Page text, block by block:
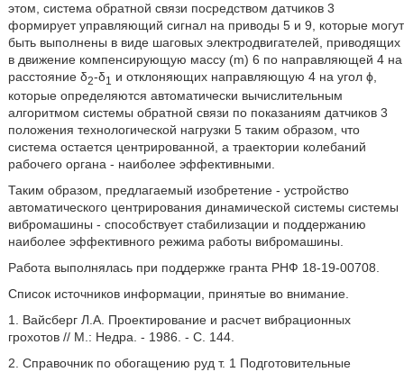
этом, система обратной связи посредством датчиков 3
формирует управляющий сигнал на приводы 5 и 9, которые могут
быть выполнены в виде шаговых электродвигателей, приводящих
в движение компенсирующую массу (m) 6 по направляющей 4 на
расстояние δ2-δ1
и отклоняющих направляющую 4 на угол ϕ,
которые определяются автоматически вычислительным
алгоритмом системы обратной связи по показаниям датчиков 3
положения технологической нагрузки 5 таким образом, что
система остается центрированной, а траектории колебаний
рабочего органа - наиболее эффективными.
Таким образом, предлагаемый изобретение - устройство
автоматического центрирования динамической системы системы
вибромашины - способствует стабилизации и поддержанию
наиболее эффективного режима работы вибромашины.
Работа выполнялась при поддержке гранта РНФ 18-19-00708.
Список источников информации, принятые во внимание.
1. Вайсберг Л.А. Проектирование и расчет вибрационных
грохотов // М.: Недра. - 1986. - С. 144.
2. Справочник по обогащению руд т. 1 Подготовительные